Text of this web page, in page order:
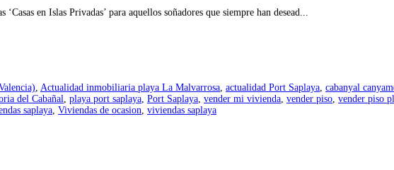
en Islas Privadas’ para aquellos soñadores que siempre han desead...
, Actualidad inmobiliaria playa La Malvarrosa, actualidad Port Saplaya, cabanyal
del Cabañal, playa port saplaya, Port Saplaya, vender mi vivienda, vender piso, vender piso
saplaya, Viviendas de ocasion, viviendas saplaya